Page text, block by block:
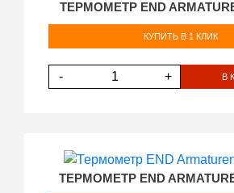
ТЕРМОМЕТР END
КУПИТЬ В 1 КЛИК
- + В
ТЕРМОМЕТР END